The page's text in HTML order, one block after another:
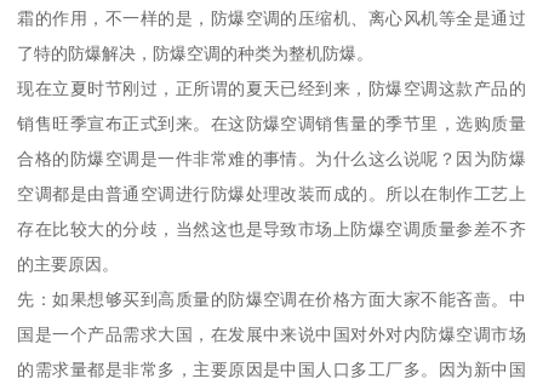
霜的作用，不一样的是，防爆空调的压缩机、离心风机等全是通过
了特的防爆解决，防爆空调的种类为整机防爆。
现在立夏时节刚过，正所谓的夏天已经到来，防爆空调这款产品的
销售旺季宣布正式到来。在这防爆空调销售量的季节里，选购质量
合格的防爆空调是一件非常难的事情。为什么这么说呢？因为防爆
空调都是由普通空调进行防爆处理改装而成的。所以在制作工艺上
存在比较大的分歧，当然这也是导致市场上防爆空调质量参差不齐
的主要原因。
先：如果想够买到高质量的防爆空调在价格方面大家不能吝啬。中
国是一个产品需求大国，在发展中来说中国对外对内防爆空调市场
的需求量都是非常多，主要原因是中国人口多工厂多。因为新中国